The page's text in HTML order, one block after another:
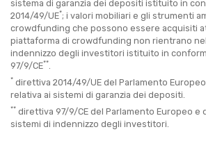
sistema di garanzia dei depositi istituito in
2014/49/UE*; i valori mobiliari e gli strumenti
crowdfunding che possono essere acquisiti
piattaforma di crowdfunding non rientrano
indennizzo degli investitori istituito in
97/9/CE**
* direttiva 2014/49/UE del Parlamento
relativa ai sistemi di garanzia dei depositi.
** direttiva 97/9/CE del Parlamento Europeo e
sistemi di indennizzo degli investitori.